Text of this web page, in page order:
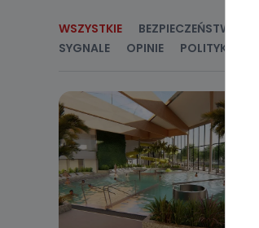
WSZYSTKIE BEZPIECZEŃSTWO
SYGNALE
OPINIE POLITYKA